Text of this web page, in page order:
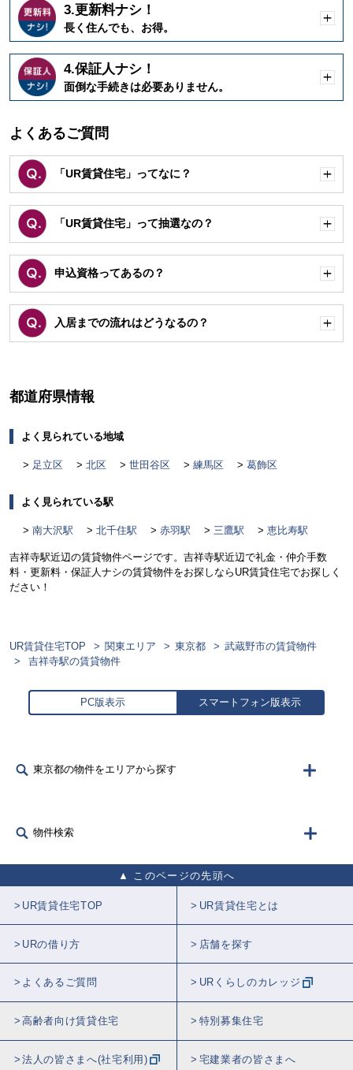
3.更新料ナシ！
長く住んでも、お得。
く
4.保証人ナシ！
面倒な手続きは必要ありません。
く
よくあるご質問
「UR賃貸住宅」ってなに？
く
「UR賃貸住宅」って抽選なの？
く
申込資格ってあるの？
く
入居までの流れはどうなるの？
く
都道府県情報
よく見られている地域
足立区 北区 世田谷区 練馬区 葛飾区
よく見られている駅
南大沢駅 北千住駅 赤羽駅 三鷹駅 恵比寿駅
吉祥寺駅近辺の賃貸物件ページです。吉祥寺駅近辺で礼金・仲介手数
料・更新料・保証人ナシの賃貸物件をお探しならUR賃貸住宅でお探しく
ださい！
UR賃貸住宅TOP 関東エリア 東京都
武蔵野市の賃貸物件
吉祥寺駅の賃貸物件
PC版表示 スマートフォン版表示
東京都の物件をエリアから探す
物件検索
このページの先頭へ
UR賃貸住宅TOP UR賃貸住宅とは
URの借り方 店舗を探す
よくあるご質問 URくらしのカレッジ
高齢者向け賃貸住宅 特別募集住宅
法人の皆さまへ(社宅利用) 宅建業者の皆さまへ